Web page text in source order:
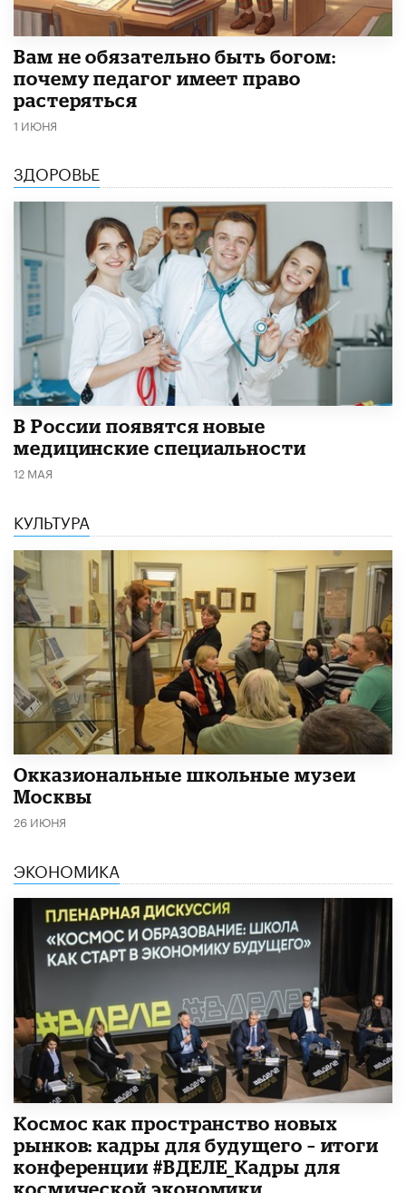
​Вам не обязательно быть богом:
почему педагог имеет право
растеряться
1 ИЮНЯ
ЗДОРОВЬЕ
В России появятся новые
медицинские специальности
12 МАЯ
КУЛЬТУРА
​Окказиональные школьные музеи
Москвы
26 ИЮНЯ
ЭКОНОМИКА
Космос как пространство новых
рынков: кадры для будущего – итоги
конференции #ВДЕЛЕ_Кадры для
космической экономики